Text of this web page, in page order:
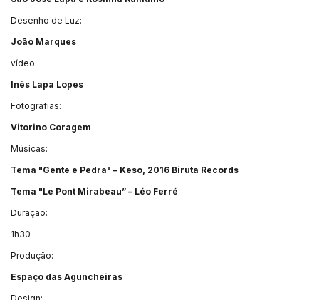
Desenho de Luz:
João Marques
vídeo
Inês Lapa Lopes
Fotografias:
Vitorino Coragem
Músicas:
Tema "Gente e Pedra" – Keso, 2016 Biruta Records
Tema "Le Pont Mirabeau” – Léo Ferré
Duração:
1h30
Produção:
Espaço das Aguncheiras